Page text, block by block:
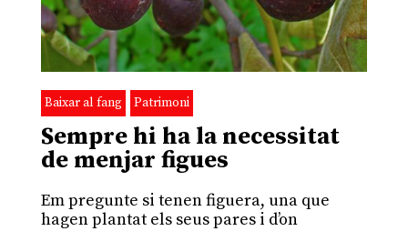
Baixar al fang Patrimoni
Sempre hi ha la necessitat
de menjar figues
Em pregunte si tenen figuera, una que
hagen plantat els seus pares i d’on